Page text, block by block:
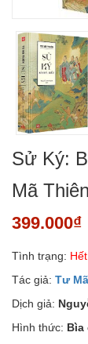
Sử Ký:
Mã Thiên
399.000₫
Tình trạng:
Tác giả: Tư
Dịch giả:
Hình thức: Bìa